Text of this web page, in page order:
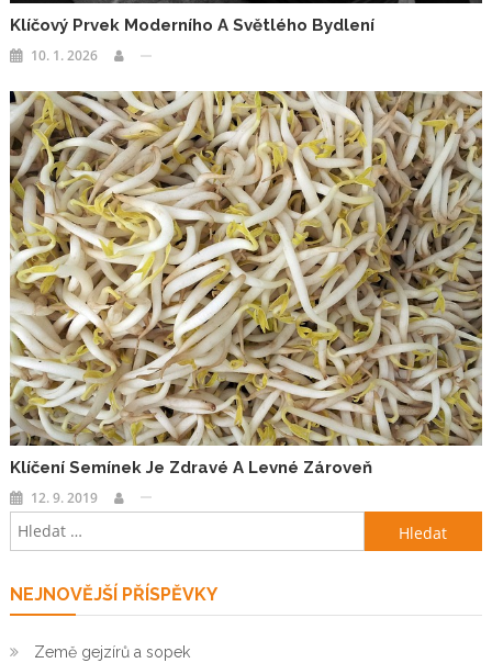
Klíčový Prvek Moderního A Světlého Bydlení
10. 1. 2026
Klíčení Semínek Je Zdravé A Levné Zároveň
12. 9. 2019
Vyhledávání
NEJNOVĚJŠÍ PŘÍSPĚVKY
Země gejzírů a sopek